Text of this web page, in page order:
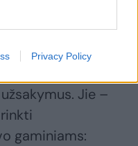
Privacy Policy
didėti ne tik
Jie –
gaminiams: